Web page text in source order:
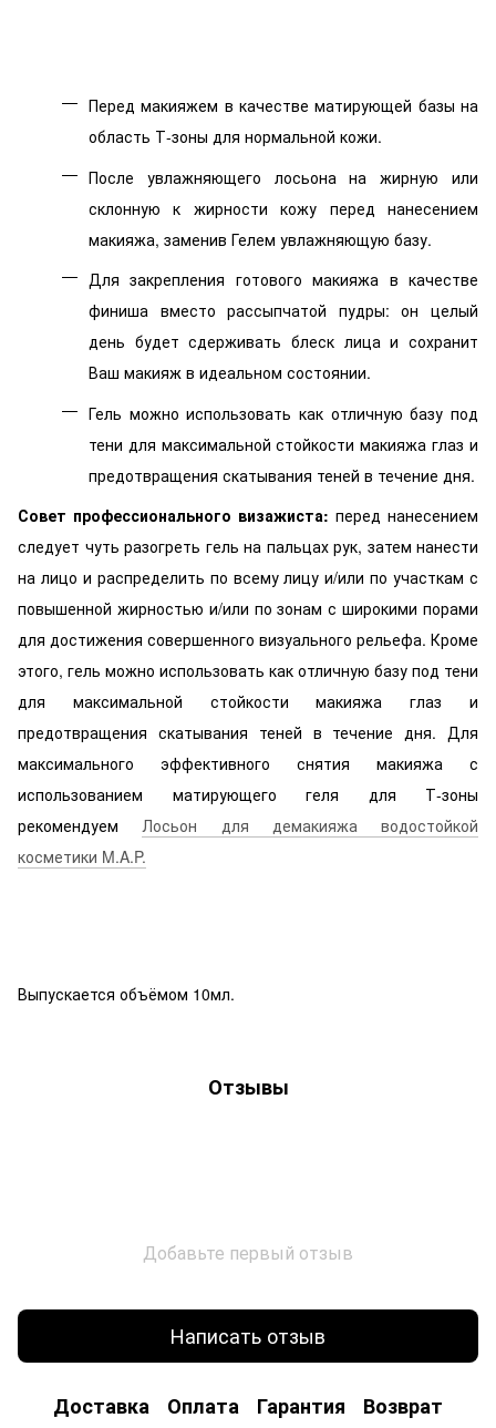
Перед макияжем в качестве матирующей базы на
область Т-зоны для нормальной кожи.
После увлажняющего лосьона на жирную или
склонную к жирности кожу перед нанесением
макияжа, заменив Гелем увлажняющую базу.
Для закрепления готового макияжа в качестве
финиша вместо рассыпчатой пудры: он целый
день будет сдерживать блеск лица и сохранит
Ваш макияж в идеальном состоянии.
Гель можно использовать как отличную базу под
тени для максимальной стойкости макияжа глаз и
предотвращения скатывания теней в течение дня.
Совет профессионального визажиста: перед нанесением
следует чуть разогреть гель на пальцах рук, затем нанести
на лицо и распределить по всему лицу и/или по участкам с
повышенной жирностью и/или по зонам с широкими порами
для достижения совершенного визуального рельефа. Кроме
этого, гель можно использовать как отличную базу под тени
для максимальной стойкости макияжа глаз и
предотвращения скатывания теней в течение дня. Для
максимального эффективного снятия макияжа с
использованием матирующего геля для Т-зоны
рекомендуем Лосьон для демакияжа водостойкой
косметики M.A.P.
Выпускается объёмом 10мл.
Отзывы
Добавьте первый отзыв
Написать отзыв
Доставка Оплата Гарантия Возврат